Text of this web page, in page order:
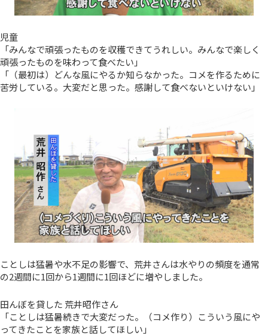
児童
「みんなで頑張ったものを収穫できてうれしい。みんなで楽しく
頑張ったものを味わって食べたい」
「（最初は）どんな風にやるか知らなかった。コメを作るために
苦労している。大変だと思った。感謝して食べないといけない」
ことしは猛暑や水不足の影響で、荒井さんは水やりの頻度を通常
の2週間に1回から1週間に1回ほどに増やしました。
田んぼを貸した 荒井昭作さん
「ことしは猛暑続きで大変だった。（コメ作り）こういう風にや
ってきたことを家族と話してほしい」